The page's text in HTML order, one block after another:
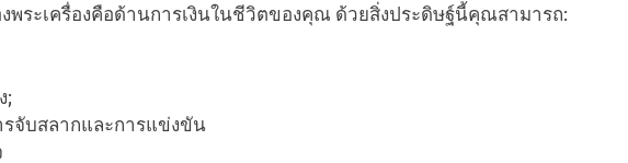
พระเครื่องคือด้านการเงินในชีวิตของคุณ ด้วยสิ่งประดิษฐ์นี้คุณสามารถ:
;
จับสลากและการแข่งขัน